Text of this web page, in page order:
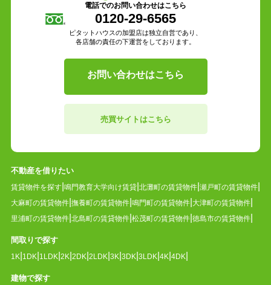
電話でのお問い合わせはこちら
0120-29-6565
ピタットハウスの加盟店は独立自営であり、
各店舗の責任の下運営をしております。
お問い合わせはこちら
売買サイトはこちら
不動産を借りたい
賃貸物件を探す 鳴門教育大学向け賃貸 北灘町の賃貸物件 瀬戸町の賃貸物件
大麻町の賃貸物件 撫養町の賃貸物件 鳴門町の賃貸物件 大津町の賃貸物件
里浦町の賃貸物件 北島町の賃貸物件 松茂町の賃貸物件 徳島市の賃貸物件
間取りで探す
1K 1DK 1LDK 2K 2DK 2LDK 3K 3DK 3LDK 4K 4DK
建物で探す